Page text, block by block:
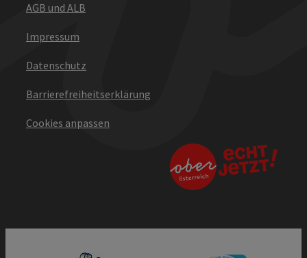
AGB und ALB
Impressum
Datenschutz
Barrierefreiheitserklärung
Cookies anpassen